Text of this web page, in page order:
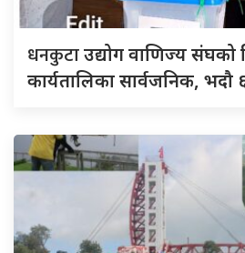
धनकुटाउद्योग वाणिज्य संघको
कार्यतालिका सार्वजनिक, भदौ